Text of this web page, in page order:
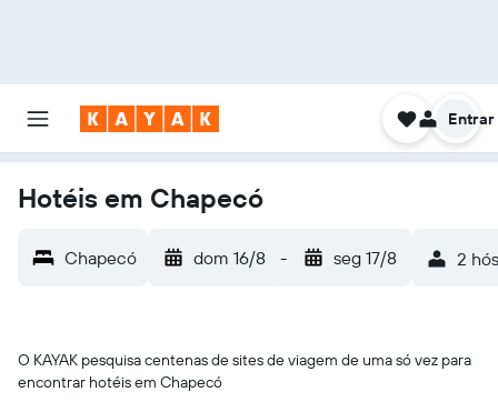
Entrar
Hotéis em Chapecó
Chapecó dom 16/8 - seg 17/8 2
O KAYAK pesquisa centenas de sites de viagem de uma só vez para
encontrar hotéis em Chapecó